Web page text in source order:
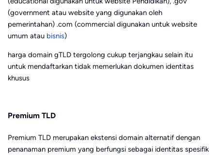
(government atau website yang digunakan oleh
pemerintahan) .com (commercial digunakan untuk website
umum atau bisnis)
harga domain gTLD tergolong cukup terjangkau selain itu
untuk mendaftarkan tidak memerlukan dokumen identitas
khusus
Premium TLD
Premium TLD merupakan ekstensi domain alternatif dengan
penanaman premium yang berfungsi sebagai identitas spesifik